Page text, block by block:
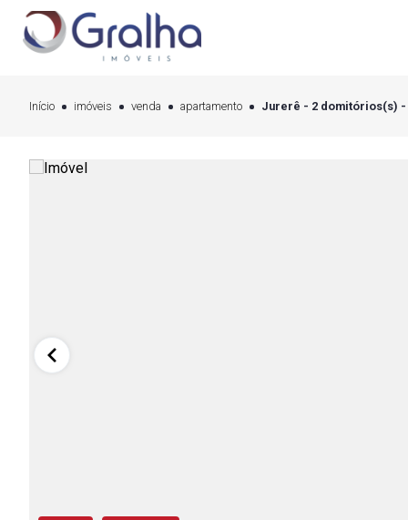
Início imóveis venda apartamento Jurerê - 2 domitórios(s) -